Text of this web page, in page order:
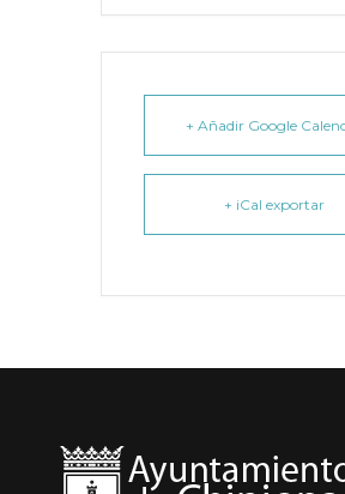
+ Añadir Google
+ iCal exportar